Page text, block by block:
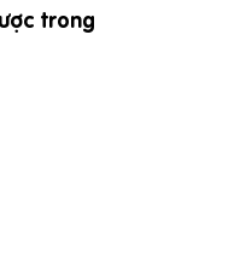
trong